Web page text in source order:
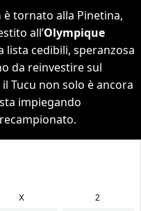
è tornato alla Pinetina,
all’Olympique
lista cedibili, speranzosa
da reinvestire sul
Tucu non solo è ancora
impiegando